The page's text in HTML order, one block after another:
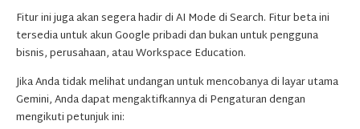
Fitur ini juga akan segera hadir di AI Mode di Search. Fitur beta ini
tersedia untuk akun Google pribadi dan bukan untuk pengguna
bisnis, perusahaan, atau Workspace Education.
Jika Anda tidak melihat undangan untuk mencobanya di layar utama
Gemini, Anda dapat mengaktifkannya di Pengaturan dengan
mengikuti petunjuk ini: